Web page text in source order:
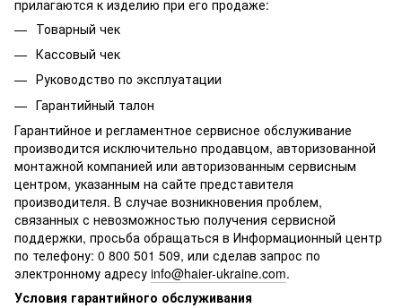
прилагаются к изделию при его продаже:
Товарный чек
Кассовый чек
Руководство по эксплуатации
Гарантийный талон
Гарантийное и регламентное сервисное обслуживание
производится исключительно продавцом, авторизованной
монтажной компанией или авторизованным сервисным
центром, указанным на сайте представителя
производителя. В случае возникновения проблем,
связанных с невозможностью получения сервисной
поддержки, просьба обращаться в Информационный центр
по телефону: 0 800 501 509, или сделав запрос по
электронному адресу info@haier-ukraine.com.
Условия гарантийного обслуживания